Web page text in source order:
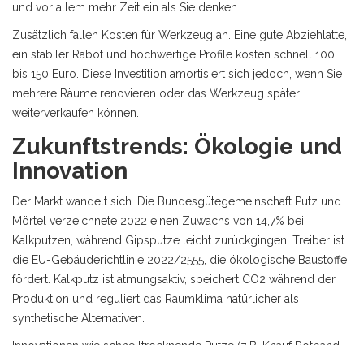
und vor allem mehr Zeit ein als Sie denken.
Zusätzlich fallen Kosten für Werkzeug an. Eine gute Abziehlatte,
ein stabiler Rabot und hochwertige Profile kosten schnell 100
bis 150 Euro. Diese Investition amortisiert sich jedoch, wenn Sie
mehrere Räume renovieren oder das Werkzeug später
weiterverkaufen können.
Zukunftstrends: Ökologie und
Innovation
Der Markt wandelt sich. Die Bundesgütegemeinschaft Putz und
Mörtel verzeichnete 2022 einen Zuwachs von 14,7% bei
Kalkputzen, während Gipsputze leicht zurückgingen. Treiber ist
die EU-Gebäuderichtlinie 2022/2555, die ökologische Baustoffe
fördert. Kalkputz ist atmungsaktiv, speichert CO2 während der
Produktion und reguliert das Raumklima natürlicher als
synthetische Alternativen.